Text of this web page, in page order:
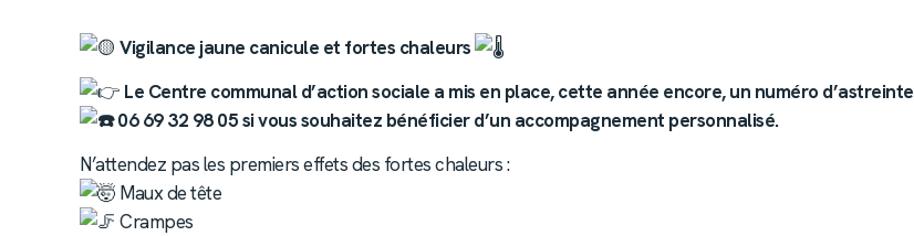
Vigilance jaune canicule et fortes chaleurs
Le Centre communal d’action sociale a mis en place, cette année encore, un numéro d’astreinte
06 69 32 98 05 si vous souhaitez bénéficier d’un accompagnement personnalisé.
N’attendez pas les premiers effets des fortes chaleurs :
Maux de tête
Crampes